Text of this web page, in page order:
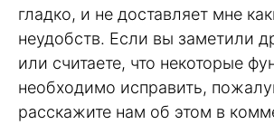
гладко, и не доставляет мне
неудобств. Если вы заметили
или считаете, что некоторые
необходимо исправить,
расскажите нам об этом в